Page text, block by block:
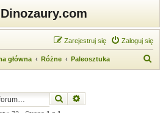
Zaloguj się
Zarejestruj się
główna Różne Paleosztuka
Szukaj